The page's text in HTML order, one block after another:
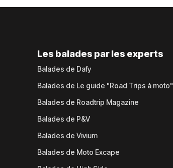
Les balades par les experts
Balades de Dafy
Balades de Le guide "Road Trips à moto"
Balades de Roadtrip Magazine
Balades de P&V
Balades de Vivium
Balades de Moto Excape